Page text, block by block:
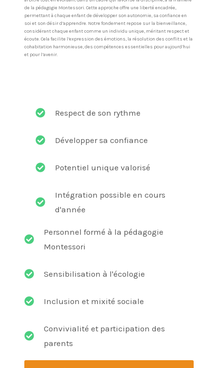
de la pédagogie Montessori. Cette approche offre une liberté encadrée,
permettant à chaque enfant de développer son autonomie, sa confiance en
soi et son désir d’apprendre. Notre fondement repose sur la bienveillance,
considérant chaque enfant comme un individu unique, méritant respect et
écoute. Cela facilite l’expression des émotions, la résolution des conflits et la
cohabitation harmonieuse, des compétences essentielles pour aujourd’hui
et pour l’avenir.
Respect de son rythme
Développer sa confiance
Potentiel unique valorisé
Intégration possible en cours
d'année
Personnel formé à la pédagogie
Montessori
Sensibilisation à l'écologie
Inclusion et mixité sociale
Convivialité et participation des
parents